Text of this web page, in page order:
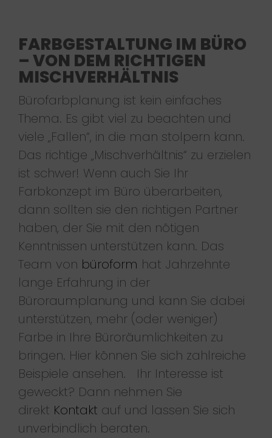
FARBGESTALTUNG IM BÜRO
– VON DEM RICHTIGEN
MISCHVERHÄLTNIS
Bürofarbplanung ist kein einfaches
Thema. Es gibt viel zu beachten und
viele „Fallen“, in die man stolpern kann.
Das richtige „Mischverhältnis“ zu erzielen
ist schwer! Wenn auch Sie Ihr
Farbkonzept im Büro überarbeiten,
dann sollten sie den richtigen Partner
haben, der Sie mit den nötigen
Kenntnissen unterstützen kann. Das
Team von büroform hat Jahrzehnte
lange Erfahrung in der
Büroraumplanung und kann Sie dabei
unterstützen, mehr (oder weniger)
Farbe in Ihre Büroräumlichkeiten zu
bringen. Hier können Sie sich zahlreiche
Beispiele ansehen. Ihr Interesse ist
geweckt? Dann nehmen Sie
direkt Kontakt auf und lassen Sie sich
unverbindlich beraten.